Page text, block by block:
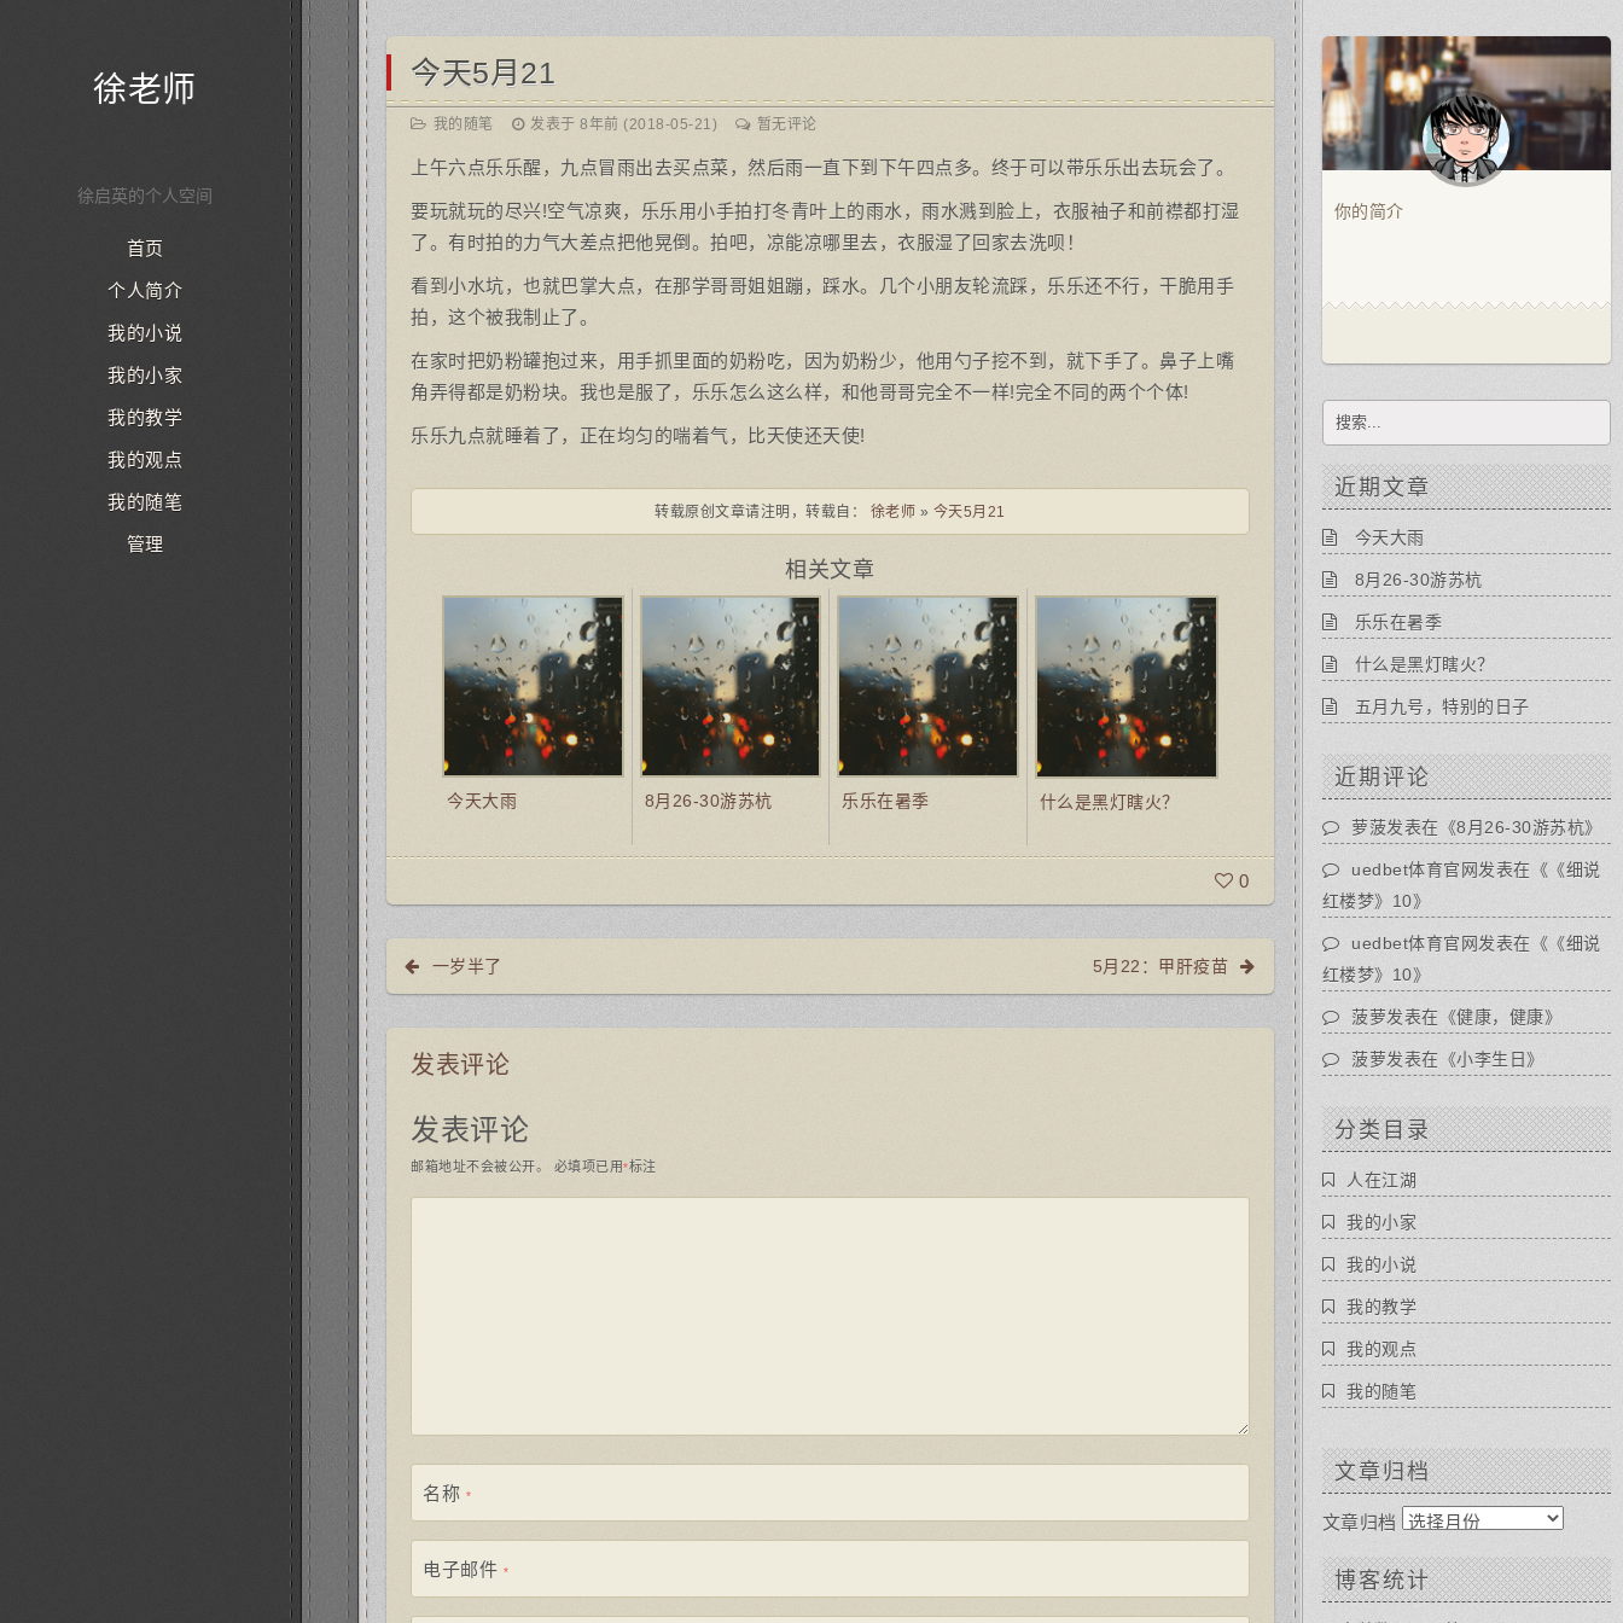
徐老师
徐启英的个人空间
首页
个人简介
我的小说
我的小家
我的教学
我的观点
我的随笔
管理
今天5月21
我的随笔 发表于 8年前 (2018-05-21) 暂无评论
上午六点乐乐醒，九点冒雨出去买点菜，然后雨一直下到下午四点多。终于可以带乐乐出去玩会了。
要玩就玩的尽兴!空气凉爽，乐乐用小手拍打冬青叶上的雨水，雨水溅到脸上，衣服袖子和前襟都打湿
了。有时拍的力气大差点把他晃倒。拍吧，凉能凉哪里去，衣服湿了回家去洗呗！
看到小水坑，也就巴掌大点，在那学哥哥姐姐蹦，踩水。几个小朋友轮流踩，乐乐还不行，干脆用手
拍，这个被我制止了。
在家时把奶粉罐抱过来，用手抓里面的奶粉吃，因为奶粉少，他用勺子挖不到，就下手了。鼻子上嘴
角弄得都是奶粉块。我也是服了，乐乐怎么这么样，和他哥哥完全不一样!完全不同的两个个体!
乐乐九点就睡着了，正在均匀的喘着气，比天使还天使!
转载原创文章请注明，转载自： 徐老师 » 今天5月21
相关文章
今天大雨 8月26-30游苏杭 乐乐在暑季 什么是黑灯瞎火？
0
一岁半了 5月22：甲肝疫苗
发表评论
发表评论
邮箱地址不会被公开。 必填项已用*标注
名称 *
电子邮件 *
你的简介
近期文章
今天大雨
8月26-30游苏杭
乐乐在暑季
什么是黑灯瞎火？
五月九号，特别的日子
近期评论
萝菠发表在《8月26-30游苏杭》
uedbet体育官网发表在《 《细说
红楼梦》10》
uedbet体育官网发表在《 《细说
红楼梦》10》
菠萝发表在《健康，健康》
菠萝发表在《小李生日》
分类目录
人在江湖
我的小家
我的小说
我的教学
我的观点
我的随笔
文章归档
文章归档
博客统计